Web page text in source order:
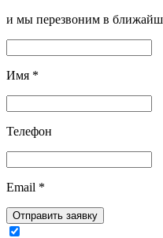
и мы перезвоним в
Имя *
Телефон
Email *
Отправить заявку